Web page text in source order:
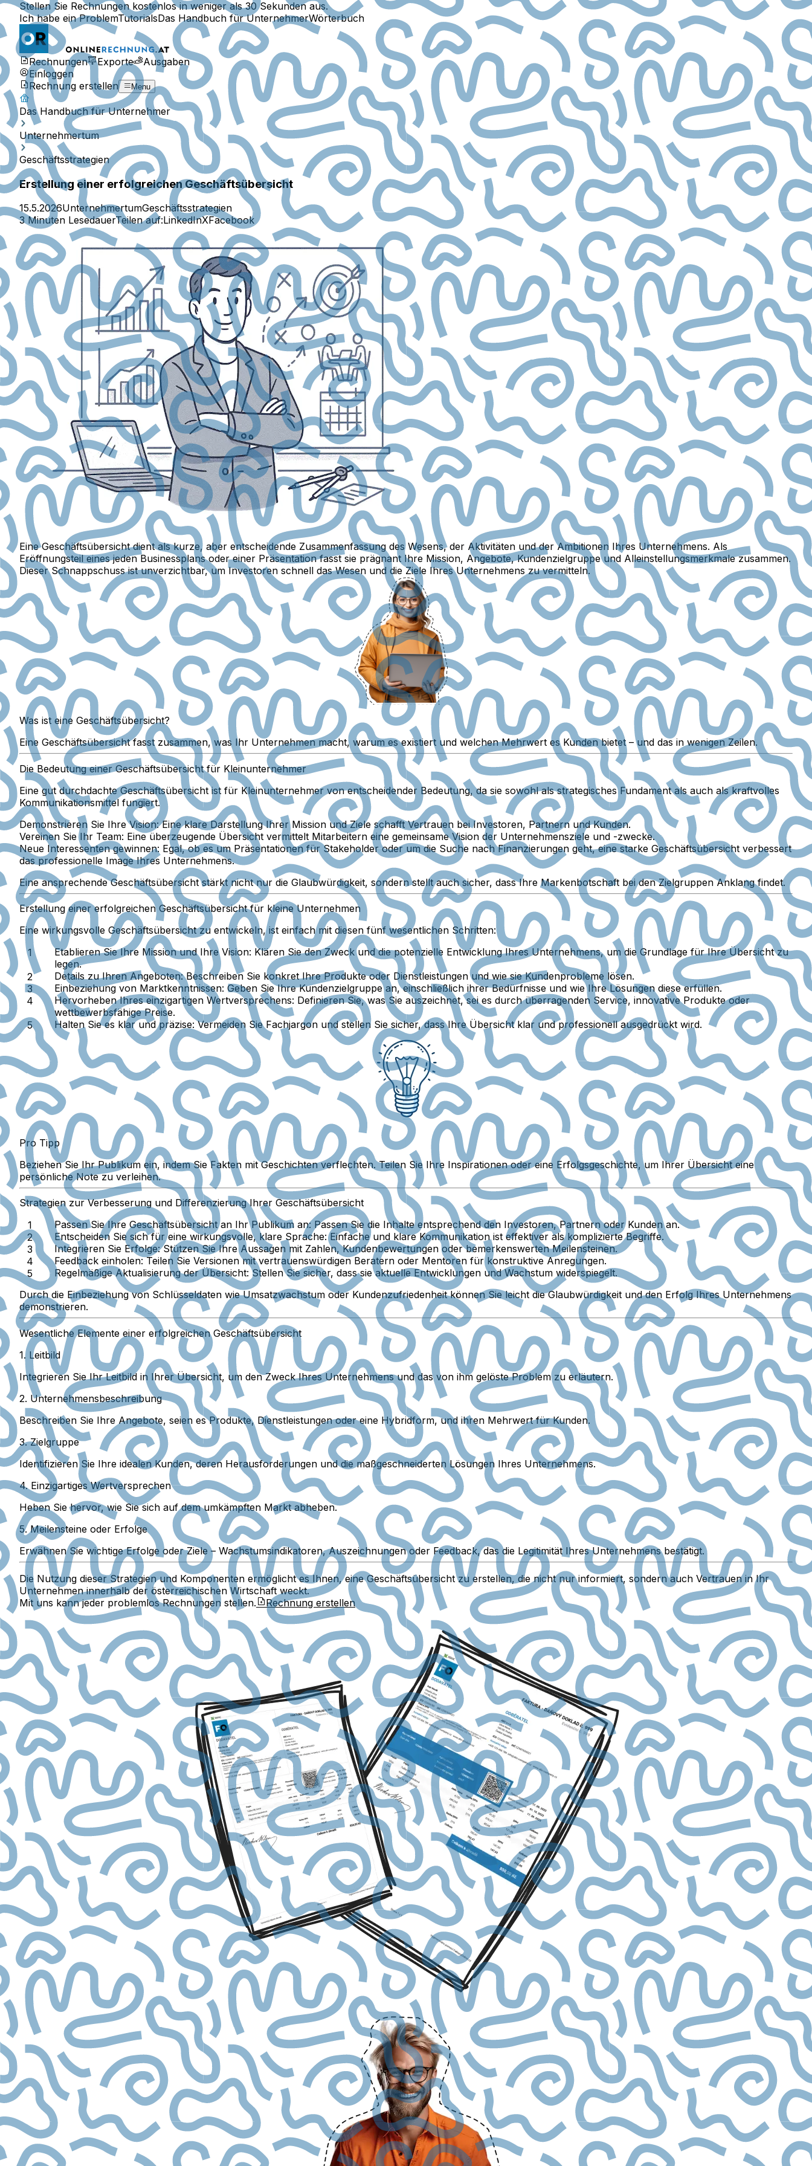
Stellen Sie Rechnungen kostenlos in weniger als 30 Sekunden aus.
Ich habe ein ProblemTutorialsDas Handbuch für UnternehmerWörterbuch
Rechnungen Exporte
Ausgaben
Einloggen
Rechnung erstellen
Menu
Das Handbuch für Unternehmer
Unternehmertum
Geschäftsstrategien
Erstellung einer erfolgreichen Geschäftsübersicht
15.5.2026UnternehmertumGeschäftsstrategien
3 Minuten LesedauerTeilen auf:LinkedInXFacebook
Eine Geschäftsübersicht dient als kurze, aber entscheidende Zusammenfassung des Wesens, der Aktivitäten und der Ambitionen Ihres Unternehmens. Als
Eröffnungsteil eines jeden Businessplans oder einer Präsentation fasst sie prägnant Ihre Mission, Angebote, Kundenzielgruppe und Alleinstellungsmerkmale zusammen.
Dieser Schnappschuss ist unverzichtbar, um Investoren schnell das Wesen und die Ziele Ihres Unternehmens zu vermitteln.
Was ist eine Geschäftsübersicht?
Eine Geschäftsübersicht fasst zusammen, was Ihr Unternehmen macht, warum es existiert und welchen Mehrwert es Kunden bietet – und das in wenigen Zeilen.
Die Bedeutung einer Geschäftsübersicht für Kleinunternehmer
Eine gut durchdachte Geschäftsübersicht ist für Kleinunternehmer von entscheidender Bedeutung, da sie sowohl als strategisches Fundament als auch als kraftvolles
Kommunikationsmittel fungiert.
Demonstrieren Sie Ihre Vision:Eine klare Darstellung Ihrer Mission und Ziele schafft Vertrauen bei Investoren, Partnern und Kunden.
Vereinen Sie Ihr Team: Eine überzeugende Übersicht vermittelt Mitarbeitern eine gemeinsame Vision der Unternehmensziele und -zwecke.
Neue Interessenten gewinnen: Egal, ob es um Präsentationen für Stakeholder oder um die Suche nach Finanzierungen geht, eine starke Geschäftsübersicht verbessert
das professionelle Image Ihres Unternehmens.
Eine ansprechende Geschäftsübersicht stärkt nicht nur die Glaubwürdigkeit, sondern stellt auch sicher, dass Ihre Markenbotschaft bei den Zielgruppen Anklang findet.
Erstellung einer erfolgreichen Geschäftsübersicht für kleine Unternehmen
Eine wirkungsvolle Geschäftsübersicht zu entwickeln, ist einfach mit diesen fünf wesentlichen Schritten:
Etablieren Sie Ihre Mission und Ihre Vision: Klären Sie den Zweck und die potenzielle Entwicklung Ihres Unternehmens, um die Grundlage für Ihre Übersicht zu
legen.
Details zu Ihren Angeboten:Beschreiben Sie konkret Ihre Produkte oder Dienstleistungen und wie sie Kundenprobleme lösen.
Einbeziehung von Marktkenntnissen: Geben Sie Ihre Kundenzielgruppe an, einschließlich ihrer Bedürfnisse und wie Ihre Lösungen diese erfüllen.
Hervorheben Ihres einzigartigen Wertversprechens: Definieren Sie, was Sie auszeichnet, sei es durch überragenden Service, innovative Produkte oder
wettbewerbsfähige Preise.
Halten Sie es klar und präzise:Vermeiden Sie Fachjargon und stellen Sie sicher, dass Ihre Übersicht klar und professionell ausgedrückt wird.
Pro Tipp
Beziehen Sie Ihr Publikum ein, indem Sie Fakten mit Geschichten verflechten. Teilen Sie Ihre Inspirationen oder eine Erfolgsgeschichte, um Ihrer Übersicht eine
persönliche Note zu verleihen.
Strategien zur Verbesserung und Differenzierung Ihrer Geschäftsübersicht
Passen Sie Ihre Geschäftsübersicht an Ihr Publikum an: Passen Sie die Inhalte entsprechend den Investoren, Partnern oder Kunden an.
Entscheiden Sie sich für eine wirkungsvolle, klare Sprache:Einfache und klare Kommunikation ist effektiver als komplizierte Begriffe.
Integrieren Sie Erfolge:Stützen Sie Ihre Aussagen mit Zahlen, Kundenbewertungen oder bemerkenswerten Meilensteinen.
Feedback einholen:Teilen Sie Versionen mit vertrauenswürdigen Beratern oder Mentoren für konstruktive Anregungen.
Regelmäßige Aktualisierung der Übersicht: Stellen Sie sicher, dass sie aktuelle Entwicklungen und Wachstum widerspiegelt.
Durch die Einbeziehung von Schlüsseldaten wie Umsatzwachstum oder Kundenzufriedenheit können Sie leicht die Glaubwürdigkeit und den Erfolg Ihres Unternehmens
demonstrieren.
Wesentliche Elemente einer erfolgreichen Geschäftsübersicht
1. Leitbild
Integrieren Sie Ihr Leitbild in Ihrer Übersicht, um den Zweck Ihres Unternehmens und das von ihm gelöste Problem zu erläutern.
2. Unternehmensbeschreibung
Beschreiben Sie Ihre Angebote, seien es Produkte, Dienstleistungen oder eine Hybridform, und ihren Mehrwert für Kunden.
3. Zielgruppe
Identifizieren Sie Ihre idealen Kunden, deren Herausforderungen und die maßgeschneiderten Lösungen Ihres Unternehmens.
4. Einzigartiges Wertversprechen
Heben Sie hervor, wie Sie sich auf dem umkämpften Markt abheben.
5. Meilensteine oder Erfolge
Erwähnen Sie wichtige Erfolge oder Ziele – Wachstumsindikatoren, Auszeichnungen oder Feedback, das die Legitimität Ihres Unternehmens bestätigt.
Die Nutzung dieser Strategien und Komponenten ermöglicht es Ihnen, eine Geschäftsübersicht zu erstellen, die nicht nur informiert, sondern auch Vertrauen in Ihr
Unternehmen innerhalb der österreichischen Wirtschaft weckt.
Mit uns kann jeder problemlos Rechnungen stellen.
Rechnung erstellen